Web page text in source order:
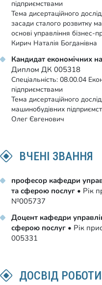
підприємствами
Тема дисертаційного
засади сталого розвитку
основі управління бізнес-
Кирич Наталія Богданівна
Кандидат економічних
Диплом ДК 005318
Спеціальність: 08.00.04
підприємствами
Тема дисертаційного
машинобудівних
Олег Євгенович
ВЧЕНІ ЗВАННЯ
професор кафедри
та сферою послуг • Рік
№005737
Доцент кафедри
сферою послуг • Рік
005331
ДОСВІД РОБОТИ